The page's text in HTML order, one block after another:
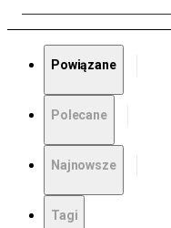
Powiązane
Polecane
Najnowsze
Tagi